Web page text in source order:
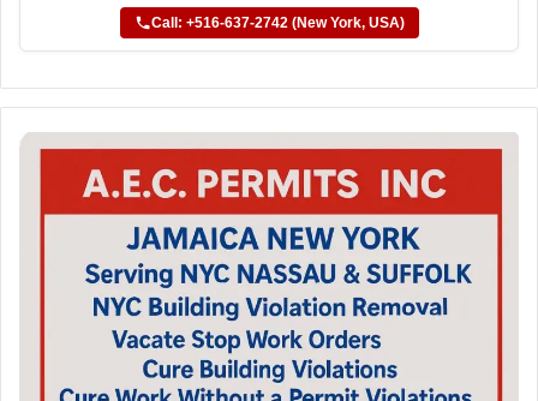
Call: +516-637-2742 (New York, USA)